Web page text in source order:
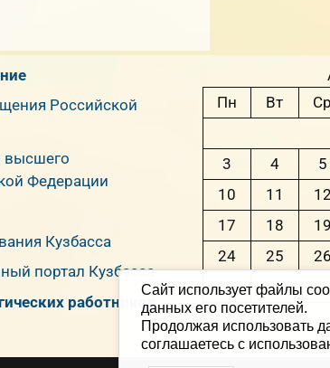
Российской
высшего
Федерации
Кузбасса
портал Кузбасса
работников
Пн
Вт Ср
3
4 5
10
11 12
17
18 19
24
25 26
31
Сайт использует файлы
данных его посетителей.
Продолжая использовать
соглашаетесь с